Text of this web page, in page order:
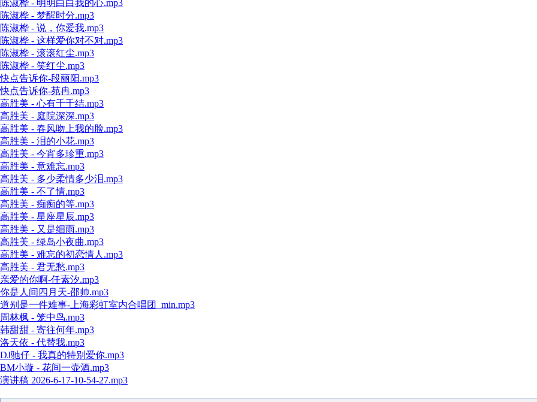
陈淑桦 - 明明白白我的心.mp3
陈淑桦 - 梦醒时分.mp3
陈淑桦 - 说，你爱我.mp3
陈淑桦 - 这样爱你对不对.mp3
陈淑桦 - 滚滚红尘.mp3
陈淑桦 - 笑红尘.mp3
快点告诉你-段丽阳.mp3
快点告诉你-苑冉.mp3
高胜美 - 心有千千结.mp3
高胜美 - 庭院深深.mp3
高胜美 - 春风吻上我的脸.mp3
高胜美 - 泪的小花.mp3
高胜美 - 今宵多珍重.mp3
高胜美 - 意难忘.mp3
高胜美 - 多少柔情多少泪.mp3
高胜美 - 不了情.mp3
高胜美 - 痴痴的等.mp3
高胜美 - 星座星辰.mp3
高胜美 - 又是细雨.mp3
高胜美 - 绿岛小夜曲.mp3
高胜美 - 难忘的初恋情人.mp3
高胜美 - 君无愁.mp3
亲爱的你啊-任素汐.mp3
你是人间四月天-邵帅.mp3
道别是一件难事-上海彩虹室内合唱团_min.mp3
周林枫 - 笼中鸟.mp3
韩甜甜 - 寄往何年.mp3
洛天依 - 代替我.mp3
DJ驰仔 - 我真的特别爱你.mp3
BM小璇 - 花间一壶酒.mp3
演讲稿 2026-6-17-10-54-27.mp3